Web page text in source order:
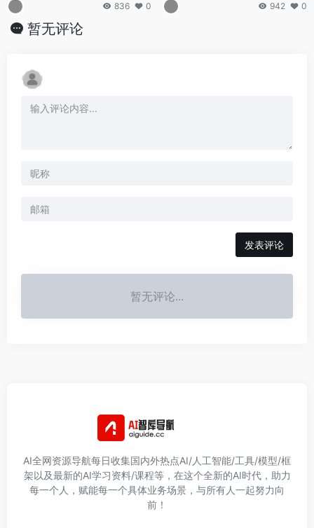
836 0 942 0
暂无评论
发表评论
暂无评论...
AI全网资源导航每日收集国内外热点AI/人工智能/工具/模型/框
架以及最新的AI学习资料/课程等，在这个全新的AI时代，助力
每一个人，赋能每一个具体业务场景，与所有人一起努力向
前！